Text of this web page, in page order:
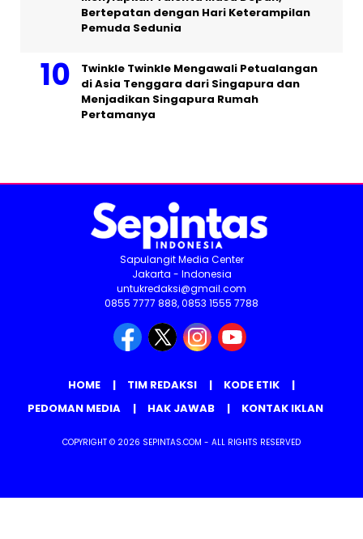
Bertepatan dengan Hari Keterampilan
Pemuda Sedunia
Twinkle Twinkle Mengawali Petualangan
di Asia Tenggara dari Singapura dan
Menjadikan Singapura Rumah
Pertamanya
Sapulangit Media Center
Jakarta - Indonesia
untukredaksi@gmail.com
0855 7777 888, 0853 1555 7788
HOME TIM REDAKSI
KODE ETIK
PEDOMAN MEDIA
HAK JAWAB KONTAK IKLAN
COPYRIGHT © 2026 SEPINTAS.COM - ALL RIGHTS RESERVED